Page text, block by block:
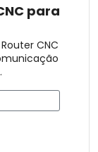
para
CNC